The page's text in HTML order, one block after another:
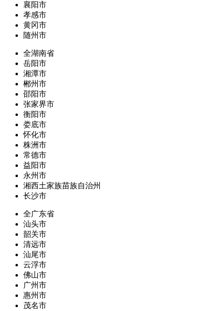
襄阳市
孝感市
黄冈市
随州市
全湖南省
岳阳市
湘潭市
郴州市
邵阳市
张家界市
衡阳市
娄底市
怀化市
株洲市
常德市
益阳市
永州市
湘西土家族苗族自治州
长沙市
全广东省
汕头市
韶关市
清远市
汕尾市
云浮市
佛山市
广州市
惠州市
茂名市